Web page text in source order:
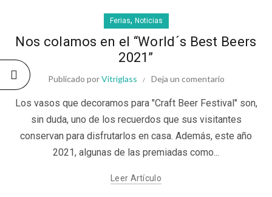
Ferias, Noticias
Nos colamos en el “World´s Best Beers
2021”
Publicado porVitriglass Deja un comentario
Los vasos que decoramos para "Craft Beer Festival" son,
sin duda, uno de los recuerdos que sus visitantes
conservan para disfrutarlos en casa. Además, este año
2021, algunas de las premiadas como...
Leer Artículo